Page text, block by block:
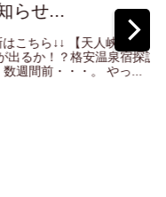
天人峡温泉 天人
格安温泉宿探訪記(前
・。 やっ...